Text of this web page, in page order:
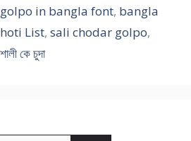
in bangla font, bangla
List, sali chodar golpo,
শালী কে চুদা